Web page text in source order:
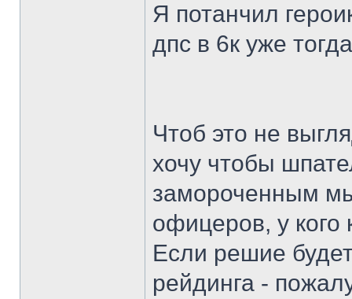
Я потанчил
дпс в 6к уже
Чтоб это не
хочу чтобы
замороченным
офицеров, у кого
Если решие
рейдинга -